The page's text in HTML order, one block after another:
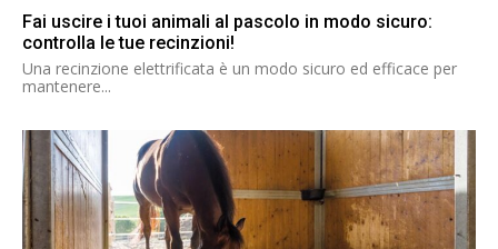
Fai uscire i tuoi animali al pascolo in modo sicuro:
controlla le tue recinzioni!
Una recinzione elettrificata è un modo sicuro ed efficace per
mantenere...